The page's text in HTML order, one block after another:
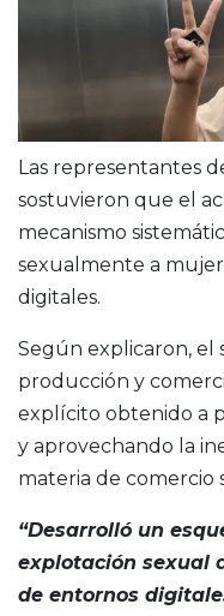
Las representantes
sostuvieron que el
mecanismo
sexualmente a
digitales.
Según explicaron, el
producción y
explícito obtenido a
y aprovechando la
materia de comercio
“Desarrolló un
explotación sexual
de entornos